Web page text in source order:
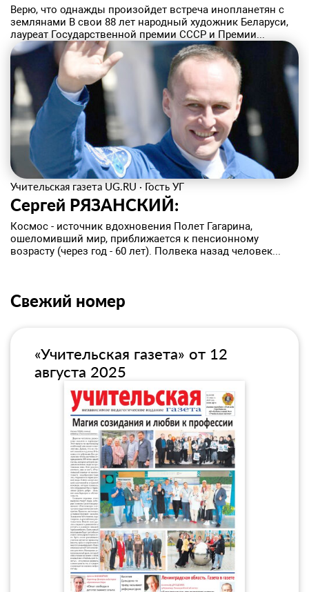
Верю, что однажды произойдет встреча инопланетян с
землянами В свои 88 лет народный художник Беларуси,
лауреат Государственной премии СССР и Премии...
Учительская газета UG.RU · Гость УГ
Сергей РЯЗАНСКИЙ:
Космос - источник вдохновения Полет Гагарина,
ошеломивший мир, приближается к пенсионному
возрасту (через год - 60 лет). Полвека назад человек...
Свежий номер
«Учительская газета» от 12
августа 2025